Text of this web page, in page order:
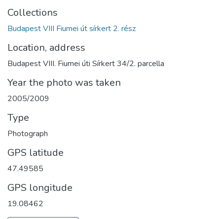
Collections
Budapest VIII Fiumei út sírkert 2. rész
Location, address
Budapest VIII. Fiumei úti Sírkert 34/2. parcella
Year the photo was taken
2005/2009
Type
Photograph
GPS latitude
47.49585
GPS longitude
19.08462